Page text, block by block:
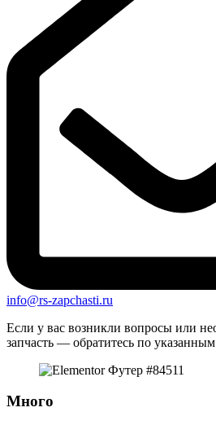
info@rs-zapchasti.ru
Если у вас возникли вопросы или
запчасть — обратитесь по
Много